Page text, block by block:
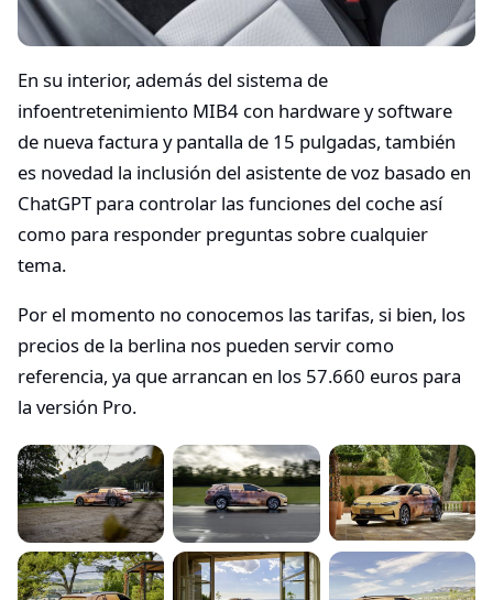
En su interior, además del sistema de
infoentretenimiento MIB4 con hardware y software
de nueva factura y pantalla de 15 pulgadas, también
es novedad la inclusión del asistente de voz basado en
ChatGPT para controlar las funciones del coche así
como para responder preguntas sobre cualquier
tema.
Por el momento no conocemos las tarifas, si bien, los
precios de la berlina nos pueden servir como
referencia, ya que arrancan en los 57.660 euros para
la versión Pro.